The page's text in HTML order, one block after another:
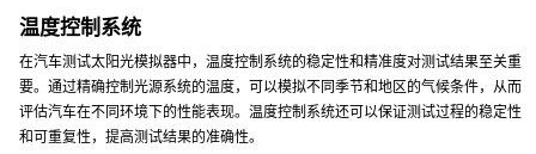
温度控制系统
在汽车测试太阳光模拟器中，温度控制系统的稳定性和精准度对测试结果至关重
要。通过精确控制光源系统的温度，可以模拟不同季节和地区的气候条件，从而
评估汽车在不同环境下的性能表现。温度控制系统还可以保证测试过程的稳定性
和可重复性，提高测试结果的准确性。